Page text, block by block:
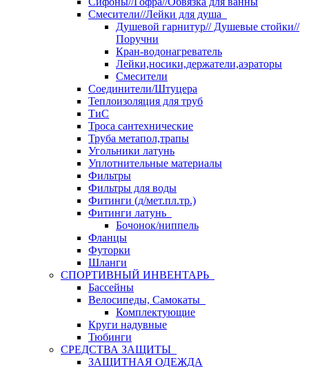
Смесители//Лейки для душа
Душевой гарнитур// Душевые стойки//
Поручни
Кран-водонагреватель
Лейки,носики,держатели,аэраторы
Смесители
Соединители/Штуцера
Теплоизоляция для труб
ТиС
Троса сантехнические
Труба метапол,трапы
Угольники латунь
Уплотнительные материалы
Фильтры
Фильтры для воды
Фитинги (д/мет.пл.тр.)
Фитинги латунь
Бочонок/ниппель
Фланцы
Футорки
Шланги
СПОРТИВНЫЙ ИНВЕНТАРЬ
Бассейны
Велосипеды, Самокаты
Комплектующие
Круги надувные
Тюбинги
СРЕДСТВА ЗАЩИТЫ
ЗАЩИТНАЯ ОДЕЖДА